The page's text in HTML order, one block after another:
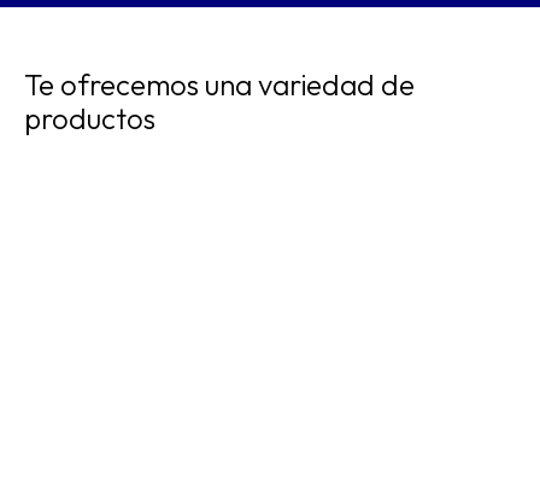
Te ofrecemos una variedad de
productos